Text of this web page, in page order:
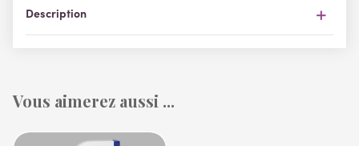
Description
Vous aimerez aussi ...